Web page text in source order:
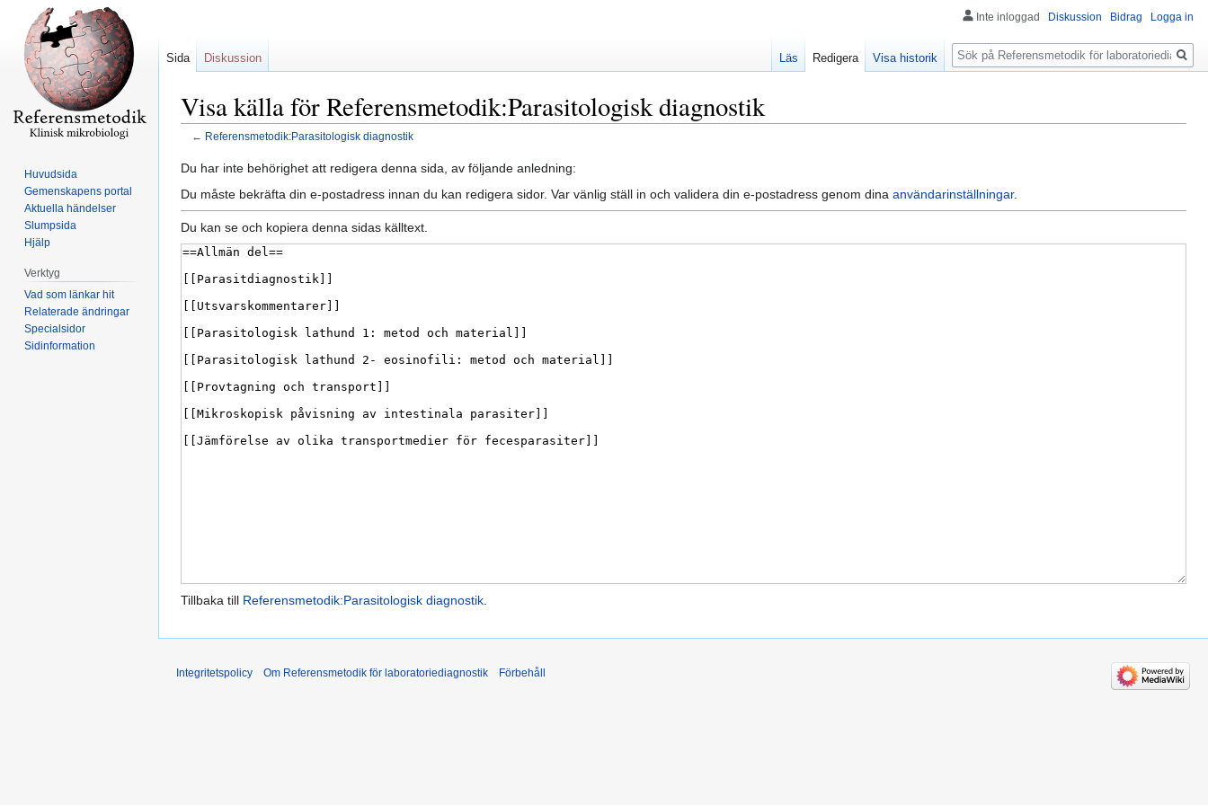
Visa källa för Referensmetodik:Parasitologisk diagnostik
← Referensmetodik:Parasitologisk diagnostik
Hoppa
till
Hoppa
till
Du har inte behörighet att redigera denna sida, av följande anledning:
Du måste bekräfta din e-postadress innan du kan redigera sidor. Var vänlig ställ in och validera din e-postadress genom dina användarinställningar.
Du kan se och kopiera denna sidas källtext.
Tillbaka till Referensmetodik:Parasitologisk diagnostik.
Inte inloggad Diskussion Bidrag Logga in
Sida Diskussion Läs Redigera Visa historik
Sök
Huvudsida
Gemenskapens portal
Aktuella händelser
Slumpsida
Hjälp
Verktyg
Vad som länkar hit
Relaterade ändringar
Specialsidor
Sidinformation
Integritetspolicy Om Referensmetodik för laboratoriediagnostik Förbehåll